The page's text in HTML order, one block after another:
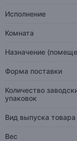
Исполнение
Комната
Назначение
Форма поставки
Количество
упаковок
Вид выпуска товара
Вес